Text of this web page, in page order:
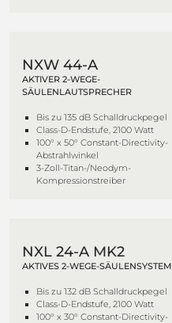
NXW 44-A
AKTIVER 2-WEGE-
SÄULENLAUTSPRECHER
Bis zu 135 dB Schalldruckpegel
Class-D-Endstufe, 2100 Watt
100° x 50° Constant-Directivity-
Abstrahlwinkel
3-Zoll-Titan-/Neodym-
Kompressionstreiber
NXL 24-A MK2
AKTIVES 2-WEGE-SÄULENSYSTEM
Bis zu 132 dB Schalldruckpegel
Class-D-Endstufe, 2100 Watt
100° x 30° Constant-Directivity-